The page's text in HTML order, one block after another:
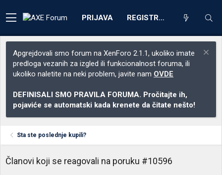
PRIJAVA REGISTRACIJA
Apgrejdovali smo forum na XenForo 2.1.1, ukoliko imate
predloga vezanih za izgled ili funkcionalnost foruma, ili
ukoliko naletite na neki problem, javite nam OVDE
DEFINISALI SMO PRAVILA FORUMA. Pročitajte ih,
pojaviće se automatski kada krenete da čitate nešto!
Sta ste poslednje kupili?
Članovi koji se reagovali na poruku #10596